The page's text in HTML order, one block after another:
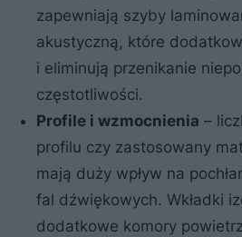
zapewniają szyby
akustyczną, które
i eliminują przenikanie
częstotliwości.
Profile i wzmocnienia –
profilu czy zastosowany
mają duży wpływ na
fal dźwiękowych. Wkładki
dodatkowe komory